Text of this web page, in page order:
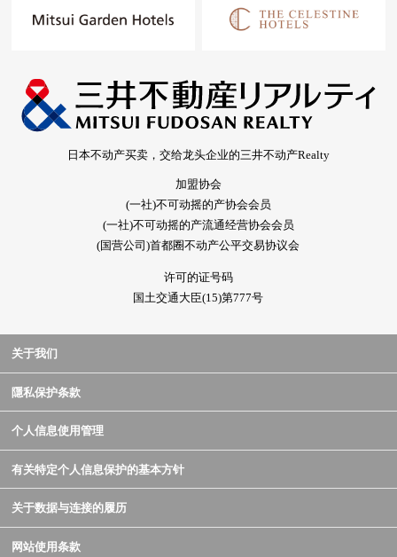
日本不动产买卖，交给龙头企业的三井不动产Realty
加盟协会
(一社)不可动摇的产协会会员
(一社)不可动摇的产流通经营协会会员
(国营公司)首都圈不动产公平交易协议会
许可的证号码
国土交通大臣(15)第777号
关于我们
隱私保护条款
个人信息使用管理
有关特定个人信息保护的基本方针
关于数据与连接的履历
网站使用条款